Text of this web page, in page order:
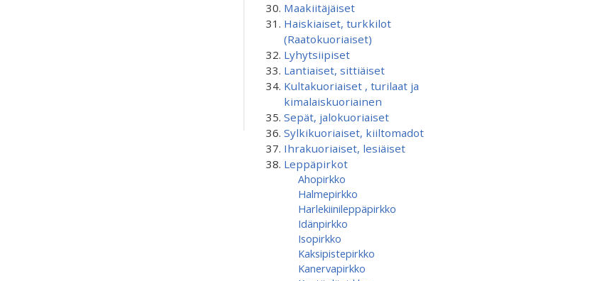
Maakiitäjäiset
Haiskiaiset, turkkilot
(Raatokuoriaiset)
Lyhytsiipiset
Lantiaiset, sittiäiset
Kultakuoriaiset , turilaat ja
kimalaiskuoriainen
Sepät, jalokuoriaiset
Sylkikuoriaiset, kiiltomadot
Ihrakuoriaiset, lesiäiset
Leppäpirkot
Ahopirkko
Halmepirkko
Harlekiinileppäpirkko
Idänpirkko
Isopirkko
Kaksipistepirkko
Kanervapirkko